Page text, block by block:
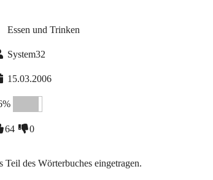
Essen und Trinken
System32
15.03.2006
64 0
Teil des Wörterbuches eingetragen.